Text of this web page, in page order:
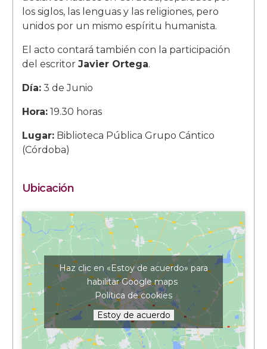
los siglos, las lenguas y las religiones, pero
unidos por un mismo espíritu humanista.
El acto contará también con la participación
del escritor Javier Ortega.
Día:3 de Junio
Hora:19.30 horas
Lugar:Biblioteca Pública Grupo Cántico
(Córdoba)
Ubicación
Haz clic en «Estoy de acuerdo» para
habilitar Google maps
Política de cookies
Estoy de acuerdo